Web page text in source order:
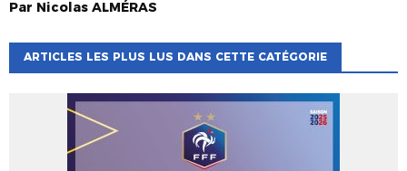
Par Nicolas ALMÉRAS
ARTICLES LES PLUS LUS DANS CETTE CATÉGORIE